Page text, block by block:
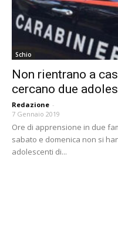
Schio
Non rientrano a
cercano due
Redazione -
7 Gennaio 2019
Ore di apprensione in due
sabato e domenica non si
adolescenti di...